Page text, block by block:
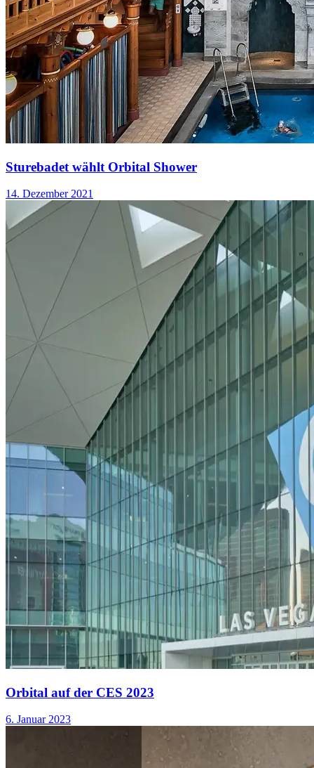
Sturebadet wählt Orbital Shower
14. Dezember 2021
Orbital auf der CES 2023
6. Januar 2023